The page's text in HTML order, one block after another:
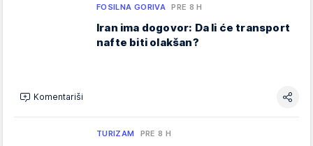
FOSILNA GORIVA PRE 8 H
Iran ima dogovor: Da li će transport
nafte biti olakšan?
Komentariši
TURIZAM PRE 8 H